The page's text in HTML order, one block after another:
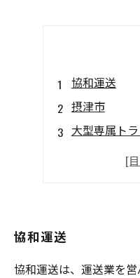
協和運送
摂津市
大型専属ト
協和運送
協和運送は、運送業を営